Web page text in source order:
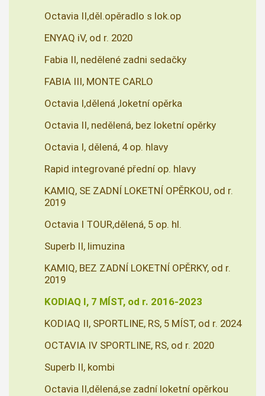
Octavia II,děl.opěradlo s lok.op
ENYAQ iV, od r. 2020
Fabia II, nedělené zadni sedačky
FABIA III, MONTE CARLO
Octavia I,dělená ,loketní opěrka
Octavia II, nedělená, bez loketní opěrky
Octavia I, dělená, 4 op. hlavy
Rapid integrované přední op. hlavy
KAMIQ, SE ZADNÍ LOKETNÍ OPĚRKOU, od r.
2019
Octavia I TOUR,dělená, 5 op. hl.
Superb II, limuzina
KAMIQ, BEZ ZADNÍ LOKETNÍ OPĚRKY, od r.
2019
KODIAQ I, 7 MÍST, od r. 2016-2023
KODIAQ II, SPORTLINE, RS, 5 MÍST, od r. 2024
OCTAVIA IV SPORTLINE, RS, od r. 2020
Superb II, kombi
Octavia II,dělená,se zadní loketní opěrkou